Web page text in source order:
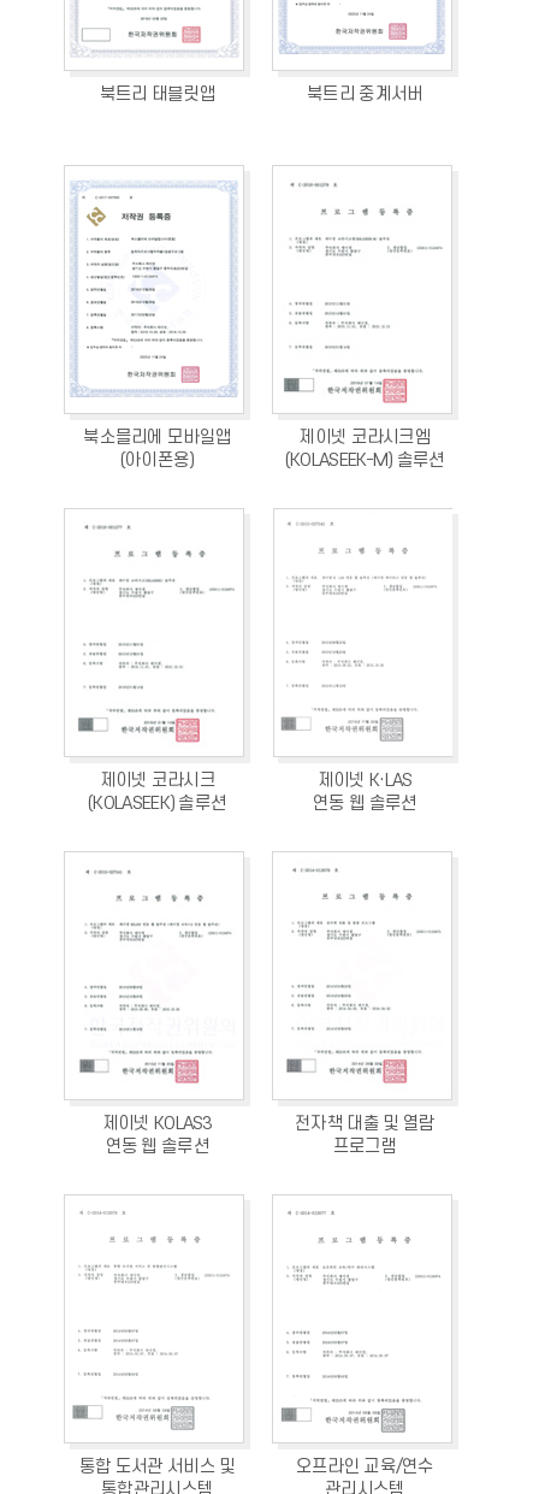
북트리 태블릿앱 북트리 중계서버
북소믈리에 모바일앱
(아이폰용)
제이넷 코라시크엠
(KOLASEEK-M) 솔루션
제이넷 코라시크
(KOLASEEK) 솔루션
제이넷 K·LAS
연동 웹 솔루션
제이넷 KOLAS3
연동 웹 솔루션
전자책 대출 및 열람
프로그램
통합 도서관 서비스 및
통합관리시스템
오프라인 교육/연수
관리시스템